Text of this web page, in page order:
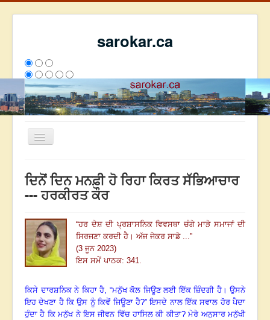
sarokar.ca
Toggle
ਰਚਨਾਵਾਂ
ਸੰਪਰਕ
We have 211 guests and no members online
2808646
ਇਸ ਹਫਤੇ36080
ਦਿਨੋਂ ਦਿਨ ਮਨਫ਼ੀ ਹੋ ਰਿਹਾ ਕਿਰਤ ਸੱਭਿਆਚਾਰ
--- ਹਰਕੀਰਤ ਕੌਰ
“ਹਰ ਦੇਸ਼ ਦੀ ਪ੍ਰਸ਼ਾਸਨਿਕ ਵਿਵਸਥਾ ਚੰਗੇ ਮਾੜੇ ਸਮਾਜਾਂ ਦੀ
ਸਿਰਜਣਾ ਕਰਦੀ ਹੈ । ਅੱਜ ਜੇਕਰ ਸਾਡੇ ...”
(3 ਜੂਨ 2023)
ਇਸ ਸਮੇਂ ਪਾਠਕ: 341.
ਕਿਸੇ ਦਾਰਸ਼ਨਿਕ ਨੇ ਕਿਹਾ ਹੈ, “ਮਨੁੱਖ ਕੋਲ ਜਿਊਣ ਲਈ ਇੱਕ ਜ਼ਿੰਦਗੀ ਹੈ। ਉਸਨੇ
ਇਹ ਦੇਖਣਾ ਹੈ ਕਿ ਉਸ ਨੂੰ ਕਿਵੇਂ ਜਿਊਣਾ ਹੈ?”ਇਸਦੇ ਨਾਲ ਇੱਕ ਸਵਾਲ ਹੋਰ ਪੈਦਾ
ਹੁੰਦਾ ਹੈ ਕਿ ਮਨੁੱਖ ਨੇ ਇਸ ਜੀਵਨ ਵਿੱਚ ਹਾਸਿਲ ਕੀ ਕੀਤਾ?ਮੇਰੇ ਅਨੁਸਾਰ ਮਨੁੱਖੀ